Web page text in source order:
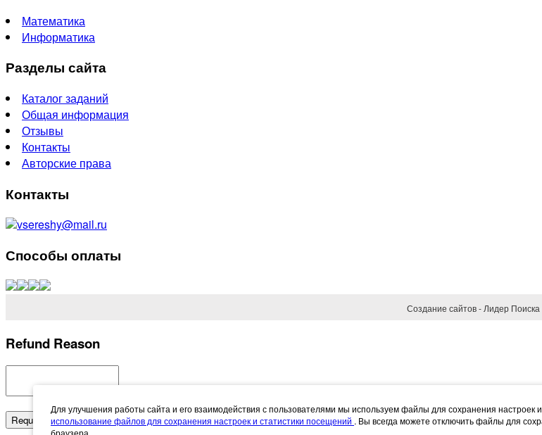
Математика
Информатика
Разделы сайта
Каталог заданий
Общая информация
Отзывы
Контакты
Авторские права
Контакты
vsereshy@mail.ru
Способы оплаты
Создание сайтов - Лидер Поиска
Refund Reason
Request Refund Cancel
Для улучшения работы сайта и его взаимодействия с пользователями мы используем файлы для сохранения
использование файлов для сохранения настроек и статистики посещений . Вы всегда можете отключить файлы для
браузера.